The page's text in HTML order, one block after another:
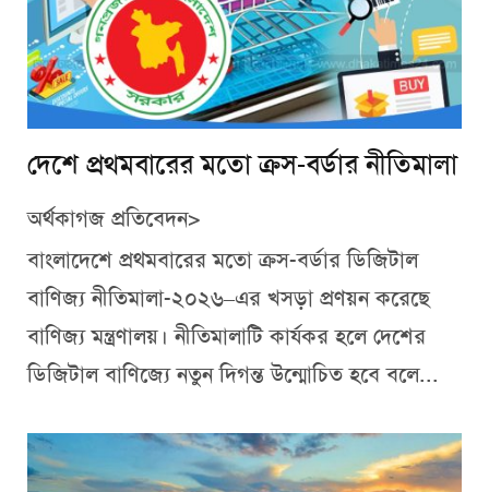
দেশে প্রথমবারের মতো ক্রস-বর্ডার নীতিমালা
অর্থকাগজ প্রতিবেদন>
বাংলাদেশে প্রথমবারের মতো ক্রস-বর্ডার ডিজিটাল
বাণিজ্য নীতিমালা-২০২৬–এর খসড়া প্রণয়ন করেছে
বাণিজ্য মন্ত্রণালয়। নীতিমালাটি কার্যকর হলে দেশের
ডিজিটাল বাণিজ্যে নতুন দিগন্ত উন্মোচিত হবে বলে...